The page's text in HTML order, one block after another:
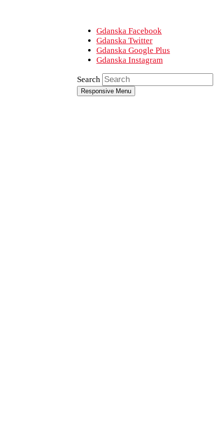
Gdanska Facebook
Gdanska Twitter
Gdanska Google Plus
Gdanska Instagram
Search
Responsive Menu